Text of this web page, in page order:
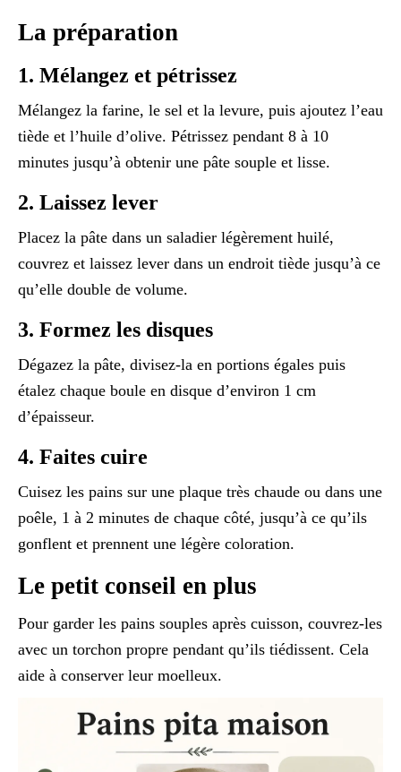
La préparation
1. Mélangez et pétrissez
Mélangez la farine, le sel et la levure, puis ajoutez l’eau
tiède et l’huile d’olive. Pétrissez pendant 8 à 10
minutes jusqu’à obtenir une pâte souple et lisse.
2. Laissez lever
Placez la pâte dans un saladier légèrement huilé,
couvrez et laissez lever dans un endroit tiède jusqu’à ce
qu’elle double de volume.
3. Formez les disques
Dégazez la pâte, divisez-la en portions égales puis
étalez chaque boule en disque d’environ 1 cm
d’épaisseur.
4. Faites cuire
Cuisez les pains sur une plaque très chaude ou dans une
poêle, 1 à 2 minutes de chaque côté, jusqu’à ce qu’ils
gonflent et prennent une légère coloration.
Le petit conseil en plus
Pour garder les pains souples après cuisson, couvrez-les
avec un torchon propre pendant qu’ils tiédissent. Cela
aide à conserver leur moelleux.